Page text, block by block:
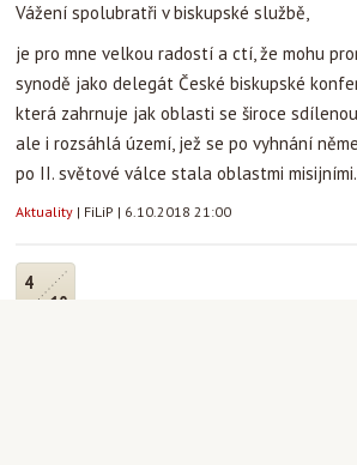
Vážení spolubratři v biskupské službě,
je pro mne velkou radostí a ctí, že mohu
synodě jako delegát České biskupské
která zahrnuje jak oblasti se široce
ale i rozsáhlá území, jež se po vyhnání
po II. světové válce stala oblastmi misijními.
Aktuality | FiLiP | 6.10.2018 21:00
4
10